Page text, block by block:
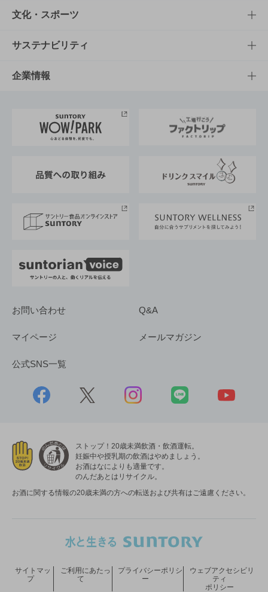
商品一覧
商品発売情報
栄養成分一覧
知る・楽しむTOP
キャンペーン
工場見学
地域情報
文化・スポーツ
文化・スポーツTOP
サントリーホール
サントリーサンバーズ大阪
サステナビリティ
サステナビリティTOP
サントリーが考えるサステナビリティ経営
企業情報
企業概要
採用情報
お問い合わせ Q&A
マイページ メールマガジン
公式SNS一覧
ストップ！20歳未満飲酒・飲酒運転。
妊娠中や授乳期の飲酒はやめましょう。
お酒はなによりも適量です。
のんだあとはリサイクル。
お酒に関する情報の20歳未満の方への転送および共有はご遠慮ください。
サイトマッ
プ
ご利用にあたっ
て
プライバシーポリシ
ー
ウェブアクセシビリ
ティ
ポリシー